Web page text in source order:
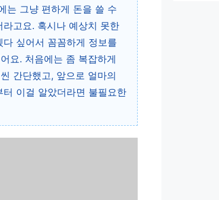
는 그냥 편하게 돈을 쓸 수
고요. 혹시나 예상치 못한
싶어서 꼼꼼하게 정보를
요. 처음에는 좀 복잡하게
간단했고, 앞으로 얼마의
이걸 알았더라면 불필요한